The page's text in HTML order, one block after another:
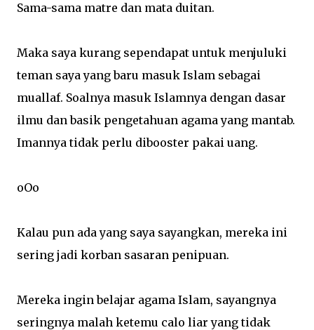
Sama-sama matre dan mata duitan.
Maka saya kurang sependapat untuk menjuluki
teman saya yang baru masuk Islam sebagai
muallaf. Soalnya masuk Islamnya dengan dasar
ilmu dan basik pengetahuan agama yang mantab.
Imannya tidak perlu dibooster pakai uang.
oOo
Kalau pun ada yang saya sayangkan, mereka ini
sering jadi korban sasaran penipuan.
Mereka ingin belajar agama Islam, sayangnya
seringnya malah ketemu calo liar yang tidak